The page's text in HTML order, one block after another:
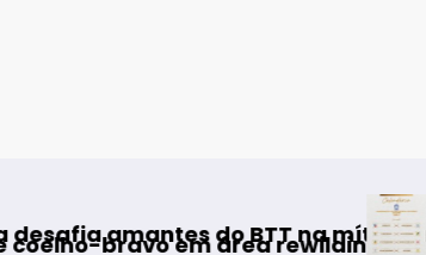
área rewilding
do BTT na mítica Invernal Cidade
AF Viseu –